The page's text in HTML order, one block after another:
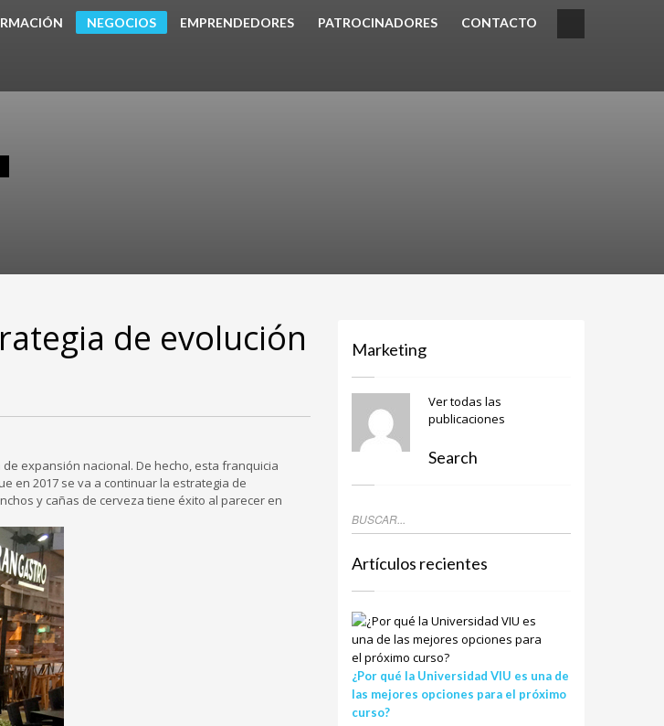
NEGOCIOS EMPRENDEDORES PATROCINADORES CONTACTO
de evolución
expansión nacional. De hecho, esta franquicia
en 2017 se va a continuar la estrategia de
y cañas de cerveza tiene éxito al parecer en
Marketing
Ver todas las
publicaciones
Search
Artículos recientes
¿Por qué la Universidad VIU es una de
las mejores opciones para el próximo
curso?